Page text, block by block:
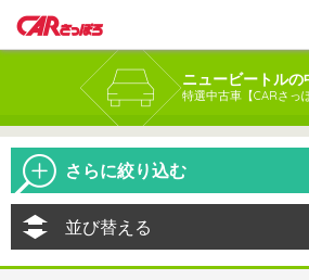
ニュービートルの
特選中古車【CARさっ
さらに絞り込む
並び替える